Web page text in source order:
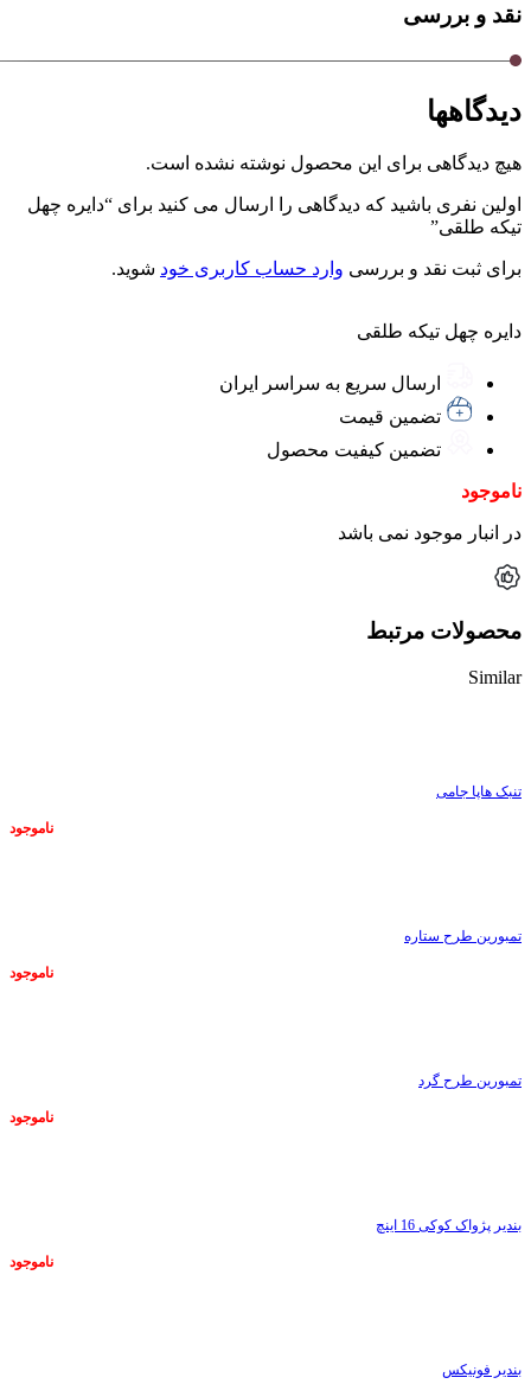
نقد و بررسی
دیدگاهها
هیچ دیدگاهی برای این محصول نوشته نشده است.
اولین نفری باشید که دیدگاهی را ارسال می کنید برای “دایره چهل
تیکه طلقی”
برای ثبت نقد و بررسی وارد حساب کاربری خود شوید.
دایره چهل تیکه طلقی
ارسال سریع به سراسر ایران
تضمین قیمت
تضمین کیفیت محصول
ناموجود
در انبار موجود نمی باشد
محصولات مرتبط
Similar
تنبک هاپا جامی
ناموجود
تمبورین طرح ستاره
ناموجود
تمبورین طرح گرد
ناموجود
بندیر پژواک کوکی 16 اینچ
ناموجود
بندیر فونیکس